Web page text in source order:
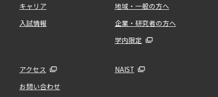
キャリア
入試情報
地域・一般の方へ
企業・研究者の方へ
学内限定
アクセス
お問い合わせ
NAIST